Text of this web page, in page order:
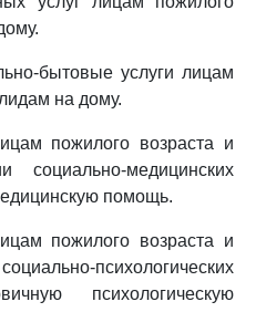
бытовые услуги лицам
на дому.
пожилого возраста и
медицинских
помощь.
пожилого возраста и
психологических
психологическую